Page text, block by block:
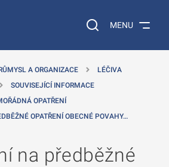
Vyhledávání na
MENU
A ORGANIZACE
LÉČIVA
SOUVISEJÍCÍ INFORMACE
OPATŘENÍ
OPATŘENÍ OBECNÉ POVAHY…
na předběžné